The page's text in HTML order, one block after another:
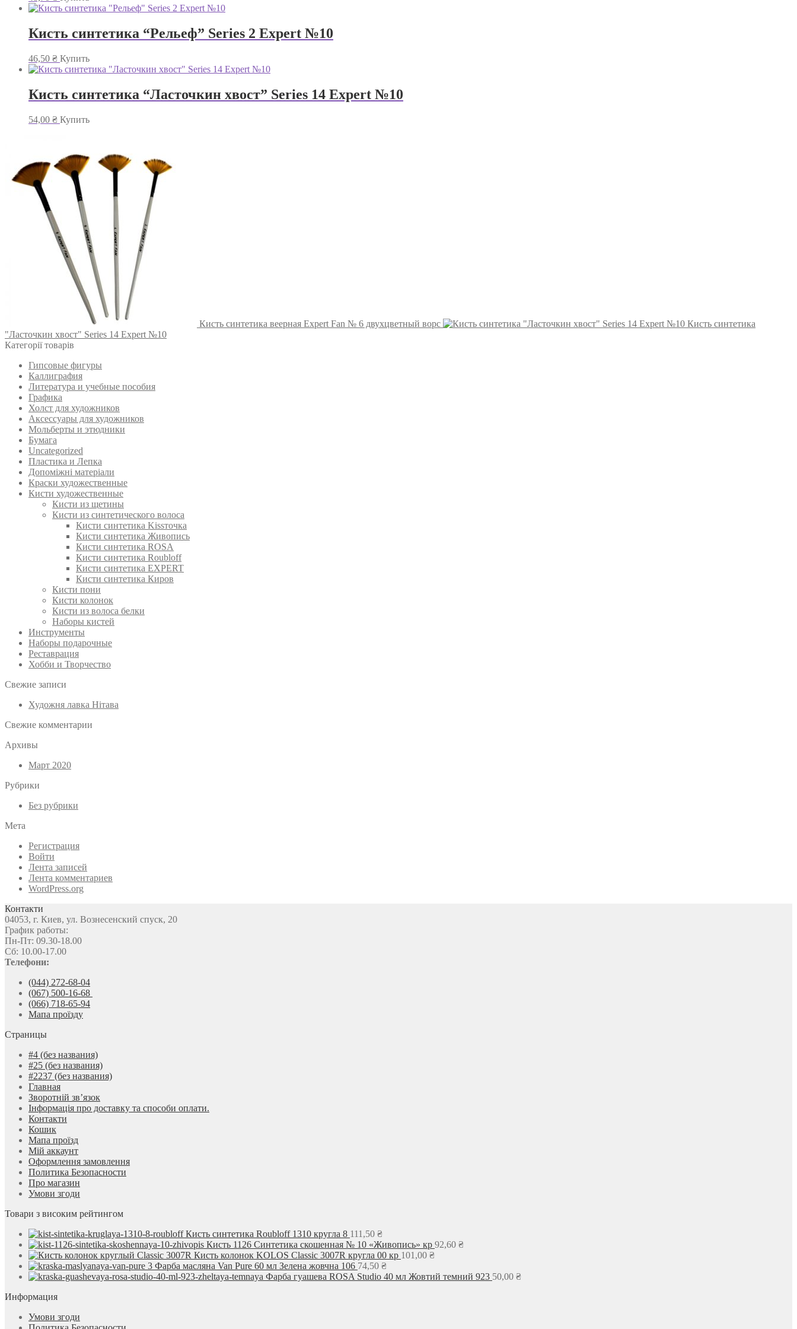
Кисть синтетика “Рельеф” Series 2 Expert №10
46,50 ₴ Купить
Кисть синтетика “Ласточкин хвост” Series 14 Expert №10
54,00 ₴ Купить
Кисть синтетика веерная Expert Fan № 6 двухцветный ворс
Кисть синтетика
"Ласточкин хвост" Series 14 Expert №10
Категорії товарів
Гипсовые фигуры
Каллиграфия
Литература и учебные пособия
Графика
Холст для художников
Аксессуары для художников
Мольберты и этюдники
Бумага
Uncategorized
Пластика и Лепка
Допоміжні матеріали
Краски художественные
Кисти художественные
Кисти из щетины
Кисти из синтетического волоса
Кисти синтетика Kissточка
Кисти синтетика Живопись
Кисти синтетика ROSA
Кисти синтетика Roubloff
Кисти синтетика EXPERT
Кисти синтетика Киров
Кисти пони
Кисти колонок
Кисти из волоса белки
Наборы кистей
Инструменты
Наборы подарочные
Реставрация
Хобби и Творчество
Свежие записи
Художня лавка Нітава
Свежие комментарии
Архивы
Март 2020
Рубрики
Без рубрики
Мета
Регистрация
Войти
Лента записей
Лента комментариев
WordPress.org
Контакти
04053, г. Киев, ул. Вознесенский спуск, 20
График работы:
Пн-Пт: 09.30-18.00
Сб: 10.00-17.00
Телефони:
(044) 272-68-04
(067) 500-16-68
(066) 718-65-94
Мапа проїзду
Страницы
#4 (без названия)
#25 (без названия)
#2237 (без названия)
Главная
Зворотній зв’язок
Інформація про доставку та способи оплати.
Контакти
Кошик
Мапа проїзд
Мій аккаунт
Оформлення замовлення
Политика Безопасности
Про магазин
Умови згоди
Товари з високим рейтингом
Кисть синтетика Roubloff 1310 кругла 8 111,50 ₴
Кисть 1126 Синтетика скошенная № 10 «Живопись» кр 92,60 ₴
Кисть колонок KOLOS Classic 3007R кругла 00 кр 101,00 ₴
Фарба масляна Van Pure 60 мл Зелена жовчна 106 74,50 ₴
Фарба гуашева ROSA Studio 40 мл Жовтий темний 923 50,00 ₴
Информация
Умови згоди